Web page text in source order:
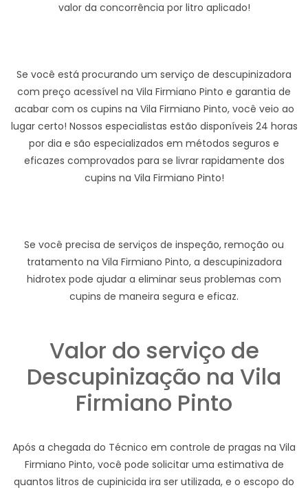
valor da concorrência por litro aplicado!
Se você está procurando um serviço de descupinizadora
com preço acessível na Vila Firmiano Pinto e garantia de
acabar com os cupins na Vila Firmiano Pinto, você veio ao
lugar certo! Nossos especialistas estão disponíveis 24 horas
por dia e são especializados em métodos seguros e
eficazes comprovados para se livrar rapidamente dos
cupins na Vila Firmiano Pinto!
Se você precisa de serviços de inspeção, remoção ou
tratamento na Vila Firmiano Pinto, a descupinizadora
hidrotex pode ajudar a eliminar seus problemas com
cupins de maneira segura e eficaz.
Valor do serviço de
Descupinização na Vila
Firmiano Pinto
Após a chegada do Técnico em controle de pragas na Vila
Firmiano Pinto, você pode solicitar uma estimativa de
quantos litros de cupinicida ira ser utilizada, e o escopo do